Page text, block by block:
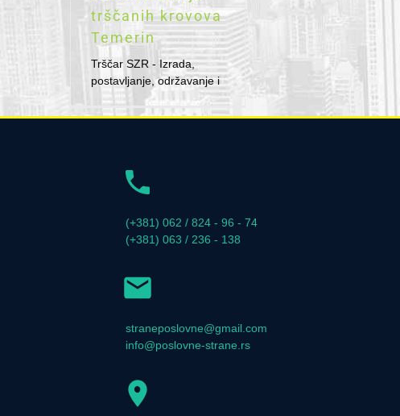
trščanih krovova
Temerin
Trščar SZR - Izrada,
postavljanje, održavanje i
(+381) 062 / 824 - 96 - 74
(+381) 063 / 236 - 138
straneposlovne@gmail.com
info@poslovne-strane.rs